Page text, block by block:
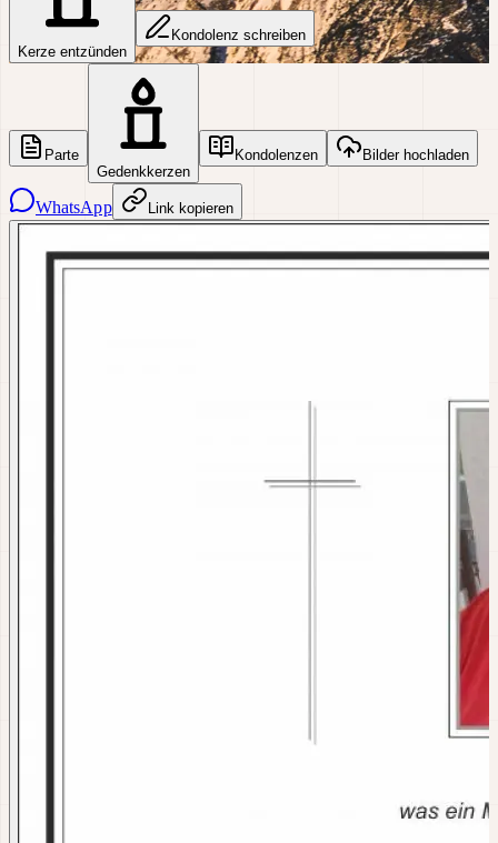
Kerze entzünden
Kondolenz schreiben
Parte
Gedenkkerzen
Kondolenzen Bilder hochladen
WhatsApp Link kopieren